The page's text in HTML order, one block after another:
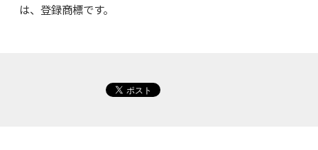
は、登録商標です。